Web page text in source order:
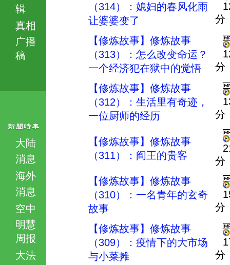
辑
真相
广播
稿
大陆
消息
海外
消息
空中
明慧
周报
大法
（314）：媳妇的春风化雨
让婆婆变了
分
【修炼故事】修炼故事
（313）：怎么改变命运？
一个经济犯在狱中的觉悟
分
【修炼故事】修炼故事
（312）：生活里有奇迹，
一位厨师的经历
分
【修炼故事】修炼故事
（311）：阎王的贵客
分
【修炼故事】修炼故事
（310）：一名青年的玄奇
故事
分
【修炼故事】修炼故事
（309）：疫情下的大市场
与小菜摊
分